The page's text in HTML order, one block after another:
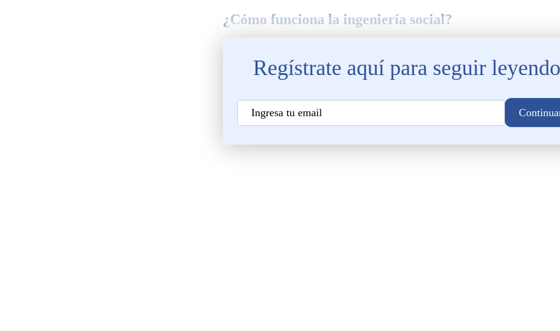
¿Cómo funciona la ingeniería social?
Un ataque de ingeniería social se desarrolla en tres pasos:
Regístrate aquí para seguir leyendo